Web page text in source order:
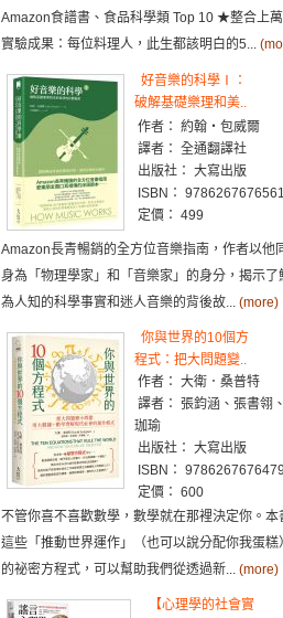
Amazon食譜書、食品科學類 Top 10 ★整合上
實驗成果：每位料理人，此生都該明白的5...
好音樂的科學Ⅰ：
破解基礎樂理和美..
作者： 約翰・包威爾
譯者： 全通翻譯社
出版社： 大寫出版
ISBN：
定價： 499
Amazon長青暢銷的全方位音樂指南，作者以他
身為「物理學家」和「音樂家」的身分，揭示了
為人知的科學事實和迷人音樂的背後故... (more)
你與世界的10個方
程式：把大問題變..
作者： 大衛．桑普特
譯者： 張鈞涵、張書翎
珈瑜
出版社： 大寫出版
ISBN：
定價： 600
不管你喜不喜歡數學，數學就在那裡決定你。本
這些「推動世界運作」（也可以說分配你我蛋糕
的祕密方程式，可以幫助我們從透過新... (more)
【心理學的社會實